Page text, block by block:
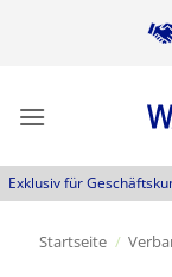
Exklusiv für
Startseite /